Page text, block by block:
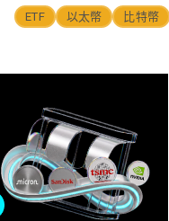
ETF 以太幣 比特幣